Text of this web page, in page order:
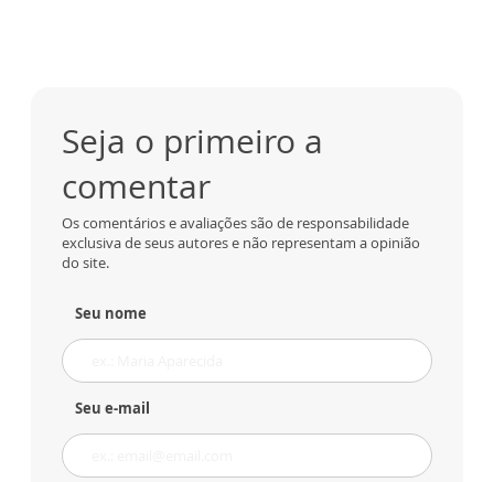
Seja o primeiro a
comentar
Os comentários e avaliações são de responsabilidade
exclusiva de seus autores e não representam a opinião
do site.
Seu nome
Seu e-mail